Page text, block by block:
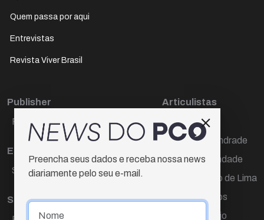
Quem passa por aqui
Entrevistas
Revista Viver Brasil
Publisher
Paulo Cesar de Oliveira
Editora Chefe
Sueli Cotta
Sub-editora
Articulistas
Décio Freire
Dr Marcos Andrade
Hamilton Trindade
Igor Carvalho de Lima
Mario Campos
Renata Araújo
Preencha seus dados e receba nossa news
diariamente pelo seu e-mail.